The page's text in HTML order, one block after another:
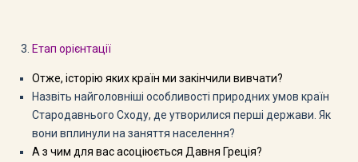
Етап орієнтації
Отже, історію яких країн ми закінчили вивчати?
Назвіть найголовніші особливості природних умов країн
Стародавнього Сходу, де утворилися перші держави. Як
вони вплинули на заняття населення?
А з чим для вас асоціюється Давня Греція?